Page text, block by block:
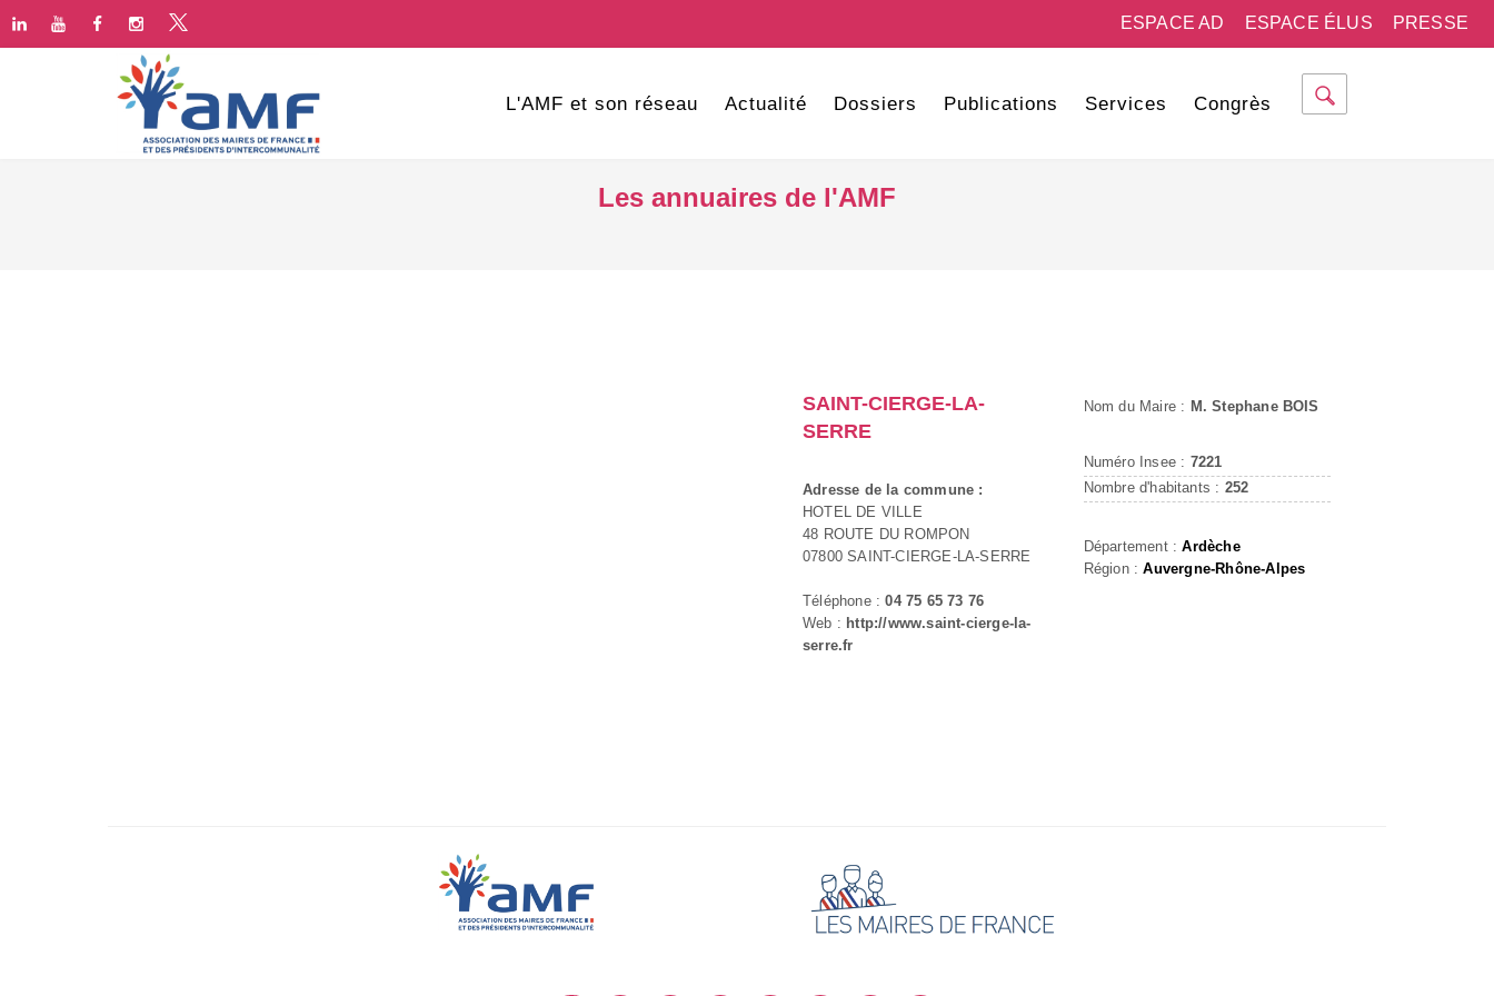
PRESSE
ESPACE ÉLUS
ESPACE AD
L'AMF et son réseau Actualité Dossiers Publications Services Congrès
Les annuaires de l'AMF
SAINT-CIERGE-LA-
SERRE
Adresse de la commune :
HOTEL DE VILLE
48 ROUTE DU ROMPON
07800 SAINT-CIERGE-LA-SERRE
Téléphone :04 75 65 73 76
Web : http://www.saint-cierge-la-
serre.fr
Nom du Maire : M. Stephane BOIS
Numéro Insee : 7221
Nombre d'habitants : 252
Département :Ardèche
Région :Auvergne-Rhône-Alpes